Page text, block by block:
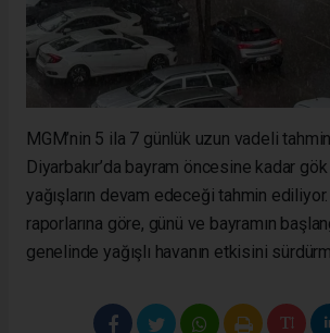
MGM’nin 5 ila 7 günlük uzun vadeli
Diyarbakır’da bayram öncesine kadar
yağışların devam edeceği tahmin
raporlarına göre, günü ve bayramın
genelinde yağışlı havanın etkisini